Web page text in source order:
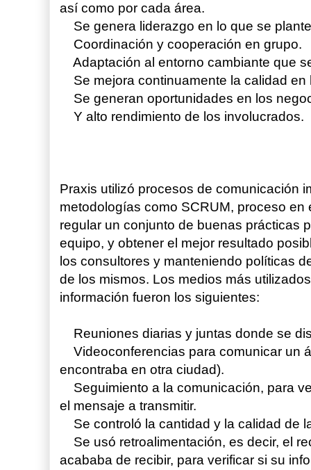
así como por cada área.
Se genera liderazgo en lo que se
Coordinación y cooperación en grupo.
Adaptación al entorno cambiante que
Se mejora continuamente la calidad en
Se generan oportunidades en los
Y alto rendimiento de los involucrados.
Praxis utilizó procesos de comunicación
metodologías como SCRUM, proceso
regular un conjunto de buenas prácticas
equipo, y obtener el mejor resultado
los consultores y manteniendo políticas
de los mismos. Los medios más
información fueron los siguientes:
Reuniones diarias y juntas donde se
Videoconferencias para comunicar un
encontraba en otra ciudad).
Seguimiento a la comunicación, para
el mensaje a transmitir.
Se controló la cantidad y la calidad de
Se usó retroalimentación, es decir, el
acababa de recibir, para verificar si su